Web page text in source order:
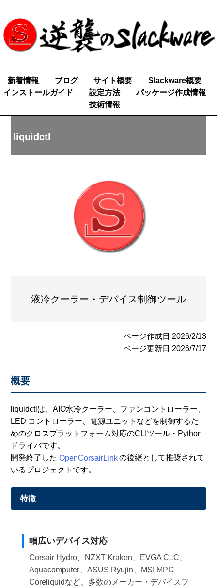
新着情報 ブログ サイト概要
Slackware概要
インストールガイド
設定方法
パッケージ作成情報
技術情報
liquidctl
液冷クーラー・デバイス制御ツール
ページ作成日 2026/2/13
ページ更新日 2026/7/17
概要
liquidctlは、AIO水冷クーラー、ファンコントローラー、
LED コントローラー、電源ユニットなどを制御するた
めのクロスプラットフォーム対応のCLIツール・Python
ドライバです。
開発終了した OpenCorsairLink の後継として推奨されて
いるプロジェクトです。
特徴
幅広いデバイス対応
Corsair Hydro、NZXT Kraken、EVGA CLC、
Aquacomputer、ASUS Ryujin、MSI MPG
Coreliquidなど、多数のメーカー・デバイスフ